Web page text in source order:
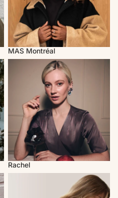
MAS Montréal
Rachel